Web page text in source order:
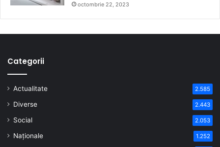
octombrie 22, 2023
Categorii
Actualitate 2.585
Diverse 2.443
Social 2.053
Naționale 1.252